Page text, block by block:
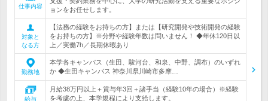
仕事内容
ョンをお任せします。
対象と
なる方
【法務の経験をお持ちの方】または【研究開発や技術開発の経験
をお持ちの方】※分野や経験年数は問いません！ ◆年休120日以
上／実働7h／長期休暇あり
勤務地
本学各キャンパス（生田、駿河台、和泉、中野、調布）のいずれ
か ◆生田キャンパス 神奈川県川崎市多摩…
給与
月給38万円以上＋賞与年3回＋諸手当（経験10年の場合）※経験
を考慮の上、本学規程により支給します。